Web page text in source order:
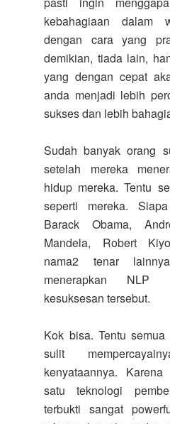
kebahagiaan dalam
dengan cara yang
demikian, tiada lain,
yang dengan cepat
anda menjadi lebih
sukses dan lebih
Sudah banyak orang
setelah mereka
hidup mereka. Tentu
seperti mereka.
Barack Obama,
Mandela, Robert
nama2 tenar
menerapkan NLP
kesuksesan tersebut.
Kok bisa. Tentu
sulit
kenyataannya.
satu teknologi
terbukti sangat